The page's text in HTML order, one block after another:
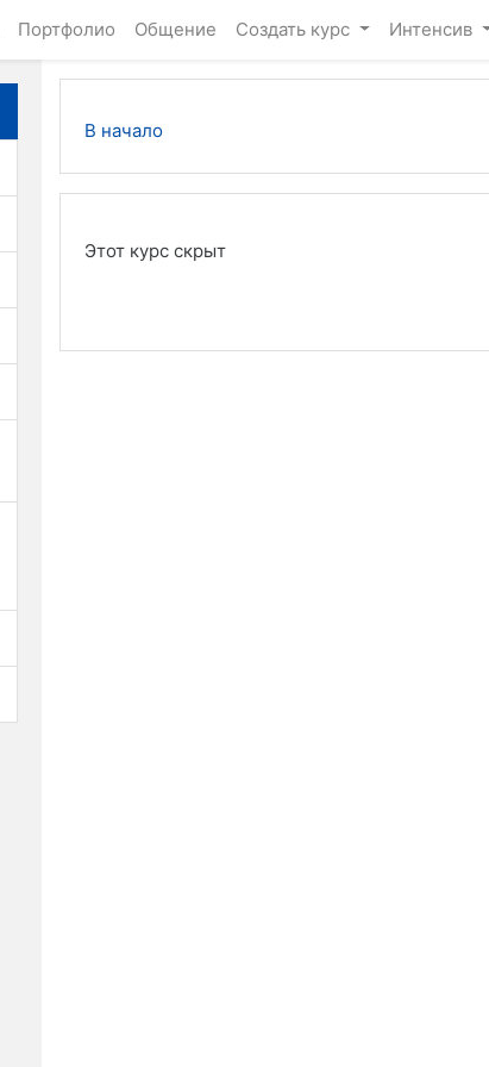
Портфолио Общение Создать курс Интенсив
В начало
Этот курс скрыт